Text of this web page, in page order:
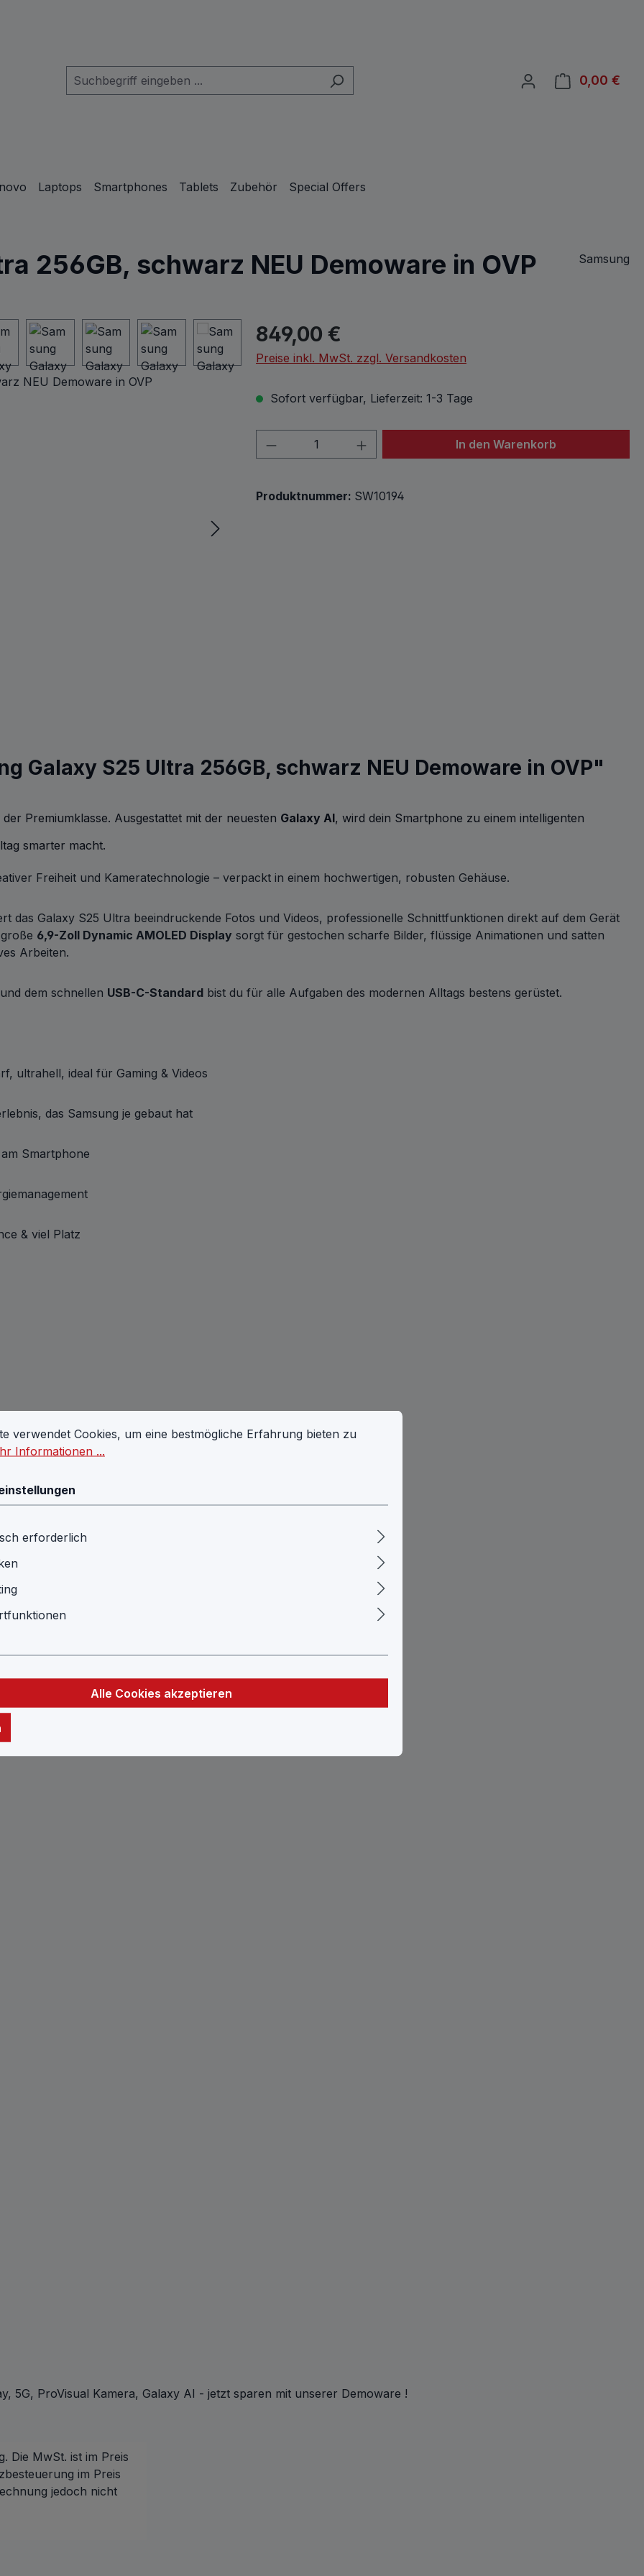
0,00 €
Laptops Smartphones Tablets Zubehör Special Offers
256GB, schwarz NEU Demoware in OVP Samsung
Regulärer Preis:
849,00 €
Preise inkl. MwSt. zzgl. Versandkosten
Sofort verfügbar, Lieferzeit: 1-3 Tage
Produkt Anzahl: Gib den gewünschten Wert
In den Warenkorb
Produktnummer: SW10194
Galaxy S25 Ultra 256GB, schwarz NEU Demoware in OVP"
Premiumklasse. Ausgestattet mit der neuesten Galaxy AI, wird dein Smartphone zu einem intelligenten
smarter macht.
Freiheit und Kameratechnologie – verpackt in einem hochwertigen, robusten Gehäuse.
das Galaxy S25 Ultra beeindruckende Fotos und Videos, professionelle Schnittfunktionen direkt auf dem Gerät
6,9-Zoll Dynamic AMOLED Display sorgt für gestochen scharfe Bilder, flüssige Animationen und satten
Arbeiten.
und dem schnellen USB-C-Standard bist du für alle Aufgaben des modernen Alltags bestens gerüstet.
ultrahell, ideal für Gaming & Videos
das Samsung je gebaut hat
Smartphone
& viel Platz
nie verwendet - nutzen Sie den Preisvorteil !
5G, ProVisual Kamera, Galaxy AI - jetzt sparen mit unserer Demoware !
Die MwSt. ist im Preis
im Preis
jedoch nicht
Cookies, um eine bestmögliche Erfahrung bieten zu können.
Mehr Informationen ...
verwendet Cookies, um eine bestmögliche Erfahrung bieten zu
Informationen ...
erforderlich
Alle Cookies akzeptieren